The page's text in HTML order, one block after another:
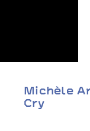
Michèle
Cry